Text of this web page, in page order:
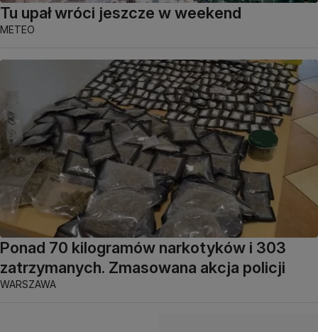
Tu upał wróci jeszcze w weekend
METEO
Ponad 70 kilogramów narkotyków i 303
zatrzymanych. Zmasowana akcja policji
WARSZAWA